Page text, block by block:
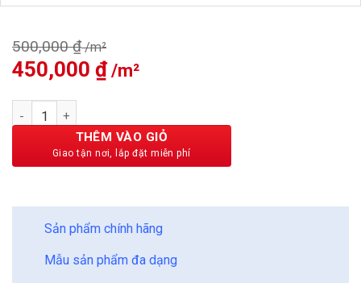
500,000₫
Giá
gốc
là:
500,000 ₫.
450,000 ₫
450,000 ₫.
Sàn Gỗ Hobi Black Cốt Đen 12mm H686 số lượng
THÊM VÀO GIỎ
Sản phẩm chính hãng
Mẫu sản phẩm đa dạng